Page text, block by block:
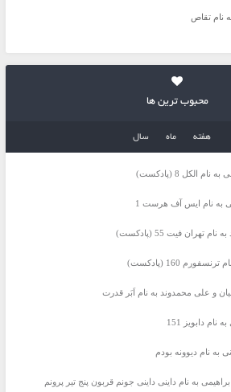
نام تقاص
محبوب ترین ها
هفته ماه سال
الکل 8 (پادکست)
به نام ایس آف هرست 1
تهران فیت 55 (پادکست)
160 (پادکست)
و علی محمدوند به نام اَبَر قدرت
دابویز 151
به نام دیوونه بودم
به نام داینی داینی جونم قربون پنج تیر پرونم